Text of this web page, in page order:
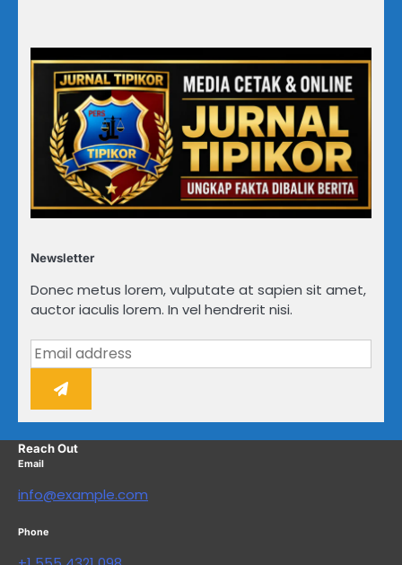
Newsletter
Donec metus lorem, vulputate at sapien sit amet,
auctor iaculis lorem. In vel hendrerit nisi.
Reach Out
Email
info@example.com
Phone